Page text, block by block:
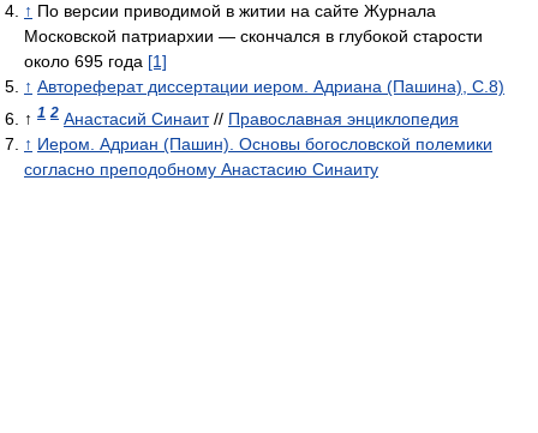
↑ По версии приводимой в житии на сайте Журнала
Московской патриархии — скончался в глубокой старости
около 695 года [1]
↑ Автореферат диссертации иером. Адриана (Пашина), С.8)
↑ 1 2 Анастасий Синаит// Православная энциклопедия
↑ Иером. Адриан (Пашин). Основы богословской полемики
согласно преподобному Анастасию Синаиту